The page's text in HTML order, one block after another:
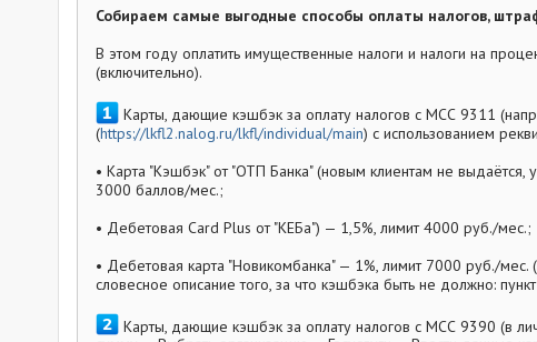
м
ы
а
а
Собираем самые выгодные способы оплаты налогов,
В этом году оплатить имущественные налоги и налоги на
(включительно).
Карты, дающие кэшбэк за оплату налогов с МСС 9311
(https://lkfl2.nalog.ru/lkfl/individual/main) с использованием
• Карта "Кэшбэк" от "ОТП Банка" (новым клиентам не выдаётся,
3000 баллов/мес.;
• Дебетовая Card Plus от "КЕБа") — 1,5%, лимит 4000 руб./мес.;
• Дебетовая карта "Новикомбанка" — 1%, лимит 7000 руб./мес.
словесное описание того, за что кэшбэка быть не должно:
Карты, дающие кэшбэк за оплату налогов с МСС 9390 (в